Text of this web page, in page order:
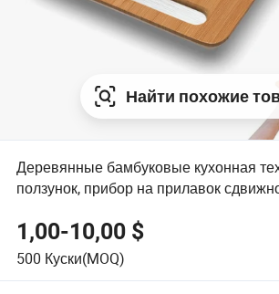
Найти похожие
Деревянные бамбуковые кухонная
ползунок, прибор на прилавок
1,00-10,00 $
500 Куски(MOQ)